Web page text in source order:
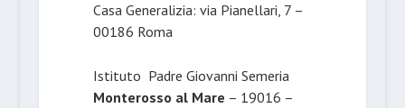
Casa Generalizia: via Pianellari, 7 –
00186 Roma
Istituto Padre Giovanni Semeria
Monterosso al Mare – 19016 –